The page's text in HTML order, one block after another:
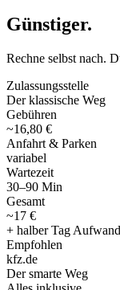
Günstiger.
Rechne selbst nach.
Zulassungsstelle
Der klassische Weg
Gebühren
~16,80 €
Anfahrt & Parken
variabel
Wartezeit
30–90 Min
Gesamt
~17 €
+ halber Tag Aufwand
Empfohlen
kfz.de
Der smarte Weg